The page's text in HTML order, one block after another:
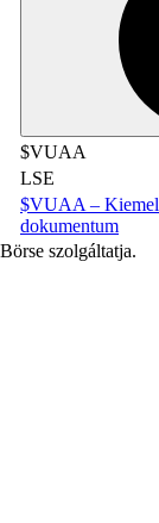
$VUAA
LSE
$VUAA –
dokumentum
szolgáltatja.